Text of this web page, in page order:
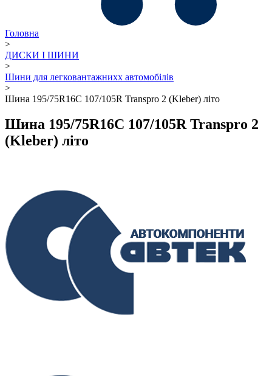
Головна
>
ДИСКИ І ШИНИ
>
Шини для легковантажнихх автомобілів
>
Шина 195/75R16C 107/105R Transpro 2 (Kleber) літо
Шина 195/75R16C 107/105R Transpro 2
(Kleber) літо